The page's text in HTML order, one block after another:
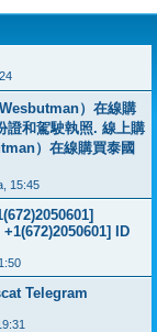
）在線購
證和駕駛執照. 線上購
）在線購買泰國
15:45
ID
Telegram